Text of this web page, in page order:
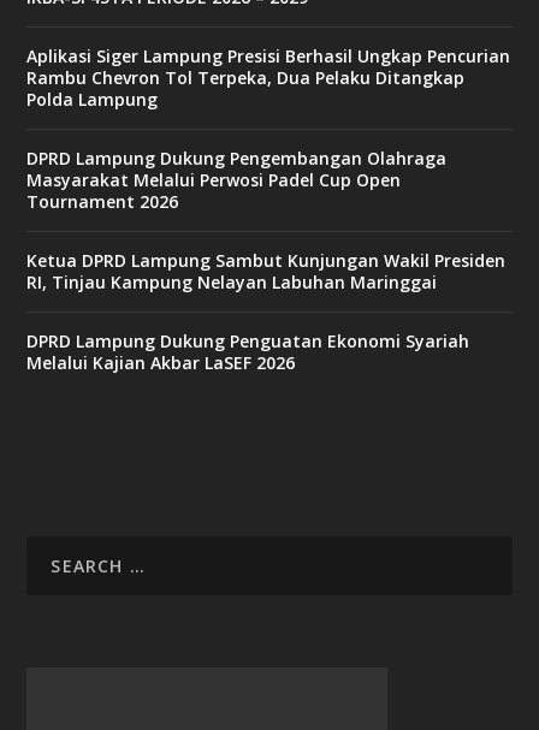
Aplikasi Siger Lampung Presisi Berhasil Ungkap Pencurian
Rambu Chevron Tol Terpeka, Dua Pelaku Ditangkap
Polda Lampung
DPRD Lampung Dukung Pengembangan Olahraga
Masyarakat Melalui Perwosi Padel Cup Open
Tournament 2026
Ketua DPRD Lampung Sambut Kunjungan Wakil Presiden
RI, Tinjau Kampung Nelayan Labuhan Maringgai
DPRD Lampung Dukung Penguatan Ekonomi Syariah
Melalui Kajian Akbar LaSEF 2026